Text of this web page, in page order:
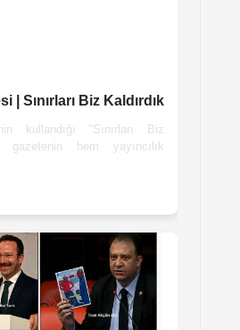
| Sınırları Biz Kaldırdık
kullandığı "Sınırları Biz
gazetenin hem yayıncılık